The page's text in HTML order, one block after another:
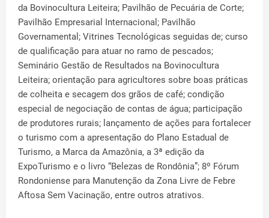
da Bovinocultura Leiteira; Pavilhão de Pecuária de Corte;
Pavilhão Empresarial Internacional; Pavilhão
Governamental; Vitrines Tecnológicas seguidas de; curso
de qualificação para atuar no ramo de pescados;
Seminário Gestão de Resultados na Bovinocultura
Leiteira; orientação para agricultores sobre boas práticas
de colheita e secagem dos grãos de café; condição
especial de negociação de contas de água; participação
de produtores rurais; lançamento de ações para fortalecer
o turismo com a apresentação do Plano Estadual de
Turismo, a Marca da Amazônia, a 3ª edição da
ExpoTurismo e o livro “Belezas de Rondônia”; 8º Fórum
Rondoniense para Manutenção da Zona Livre de Febre
Aftosa Sem Vacinação, entre outros atrativos.